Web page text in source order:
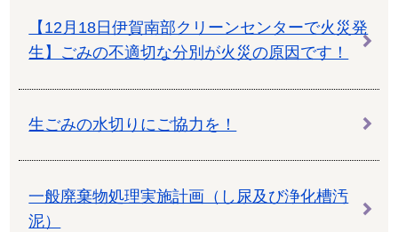
【12月18日伊賀南部クリーンセンターで火災発
生】ごみの不適切な分別が火災の原因です！
生ごみの水切りにご協力を！
一般廃棄物処理実施計画（し尿及び浄化槽汚
泥）